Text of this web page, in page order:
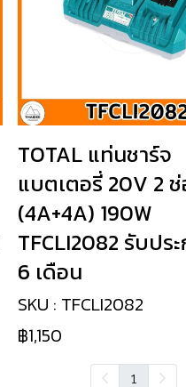
TOTAL แท่นชาร์จ
แบตเตอรี่ 20V 2
(4A+4A) 190W
TFCLI2082 รับปร
6 เดือน
SKU : TFCLI2082
฿1,150
1